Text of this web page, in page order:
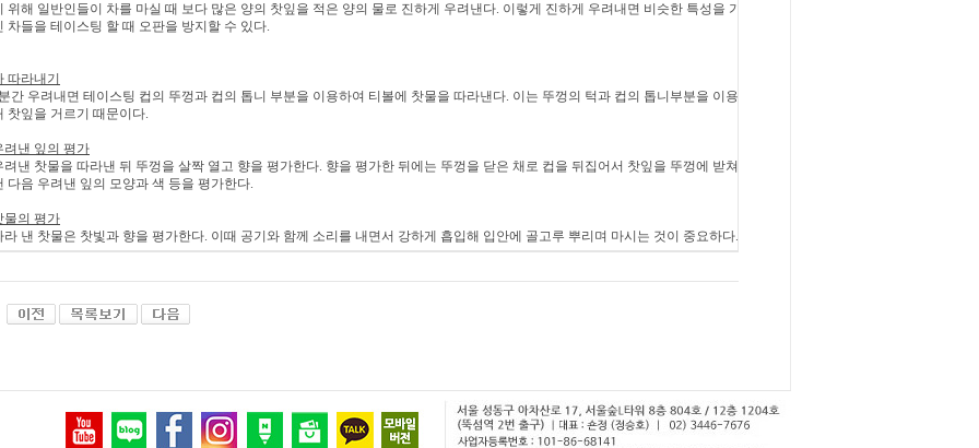
위해 일반인들이 차를 마실 때 보다 많은 양의 찻잎을 적은 양의 물로 진하게 우려낸다. 이렇게 진하게 우려내면 비슷한 특성을 가
차들을 테이스팅 할 때 오판을 방지할 수 있다.
따라내기
간 우려내면 테이스팅 컵의 뚜껑과 컵의 톱니 부분을 이용하여 티볼에 찻물을 따라낸다. 이는 뚜껑의 턱과 컵의 톱니부분을 이용
찻잎을 거르기 때문이다.
려낸 잎의 평가
려낸 찻물을 따라낸 뒤 뚜껑을 살짝 열고 향을 평가한다. 향을 평가한 뒤에는 뚜껑을 닫은 채로 컵을 뒤집어서 찻잎을 뚜껑에 받쳐
다음 우려낸 잎의 모양과 색 등을 평가한다.
물의 평가
라 낸 찻물은 찻빛과 향을 평가한다. 이때 공기와 함께 소리를 내면서 강하게 흡입해 입안에 골고루 뿌리며 마시는 것이 중요하다.